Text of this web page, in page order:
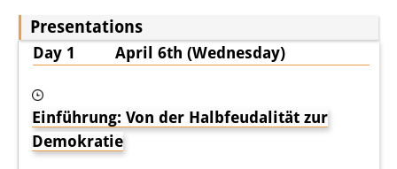
Presentations
Day 1 April 6th (Wednesday)
Einführung: Von der Halbfeudalität zur
Demokratie